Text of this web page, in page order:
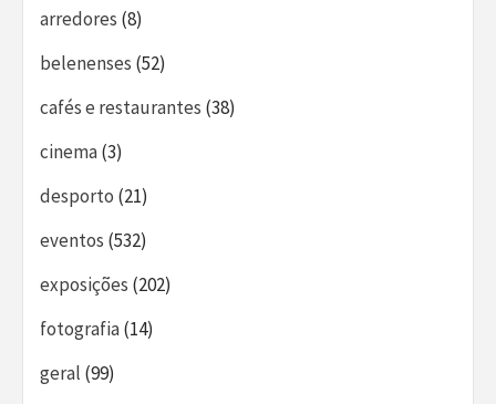
arredores (8)
belenenses (52)
cafés e restaurantes (38)
cinema(3)
desporto (21)
eventos (532)
exposições (202)
fotografia(14)
geral (99)